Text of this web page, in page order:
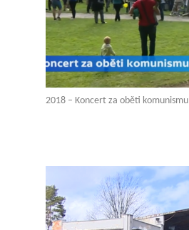
2018 – Koncert za oběti komunismu